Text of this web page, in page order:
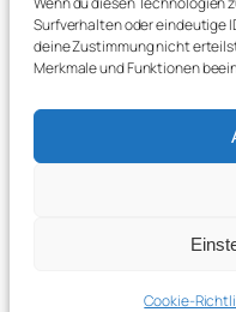
Surfverhalten oder eindeutige
deine Zustimmung nicht
Merkmale und Funktionen
Cookie-